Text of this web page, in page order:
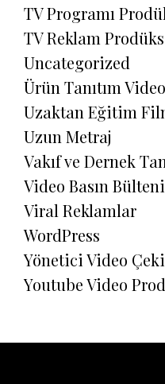
TV Programı
TV Reklam
Uncategorized
Ürün Tanıtım
Uzaktan Eğitim
Uzun Metraj
Vakıf ve Dernek
Video Basın Bülteni
Viral Reklamlar
WordPress
Yönetici Video
Youtube Video